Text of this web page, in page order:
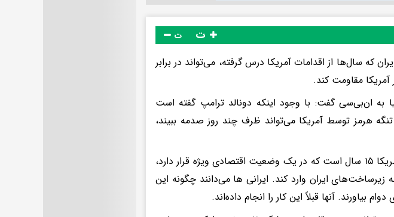
ت
که سال‌ها از اقدامات آمریکا درس گرفته، می‌تواند در برابر
مقاومت کند.
به ان‌بی‌سی گفت: با وجود اینکه دونالد ترامپ گفته است
هرمز توسط آمریکا می‌تواند ظرف چند روز صدمه ببیند،
وی با بیان اینکه ایران به دلیل تحریم‌های آمریکا ۱۵ سال است که در یک وضعیت اقتصادی ویژه قرار دارد،
ایران وارد کند. ایرانی ها می‌دانند چگونه این
بیاورند. آنها قبلاً این کار را انجام داده‌اند.